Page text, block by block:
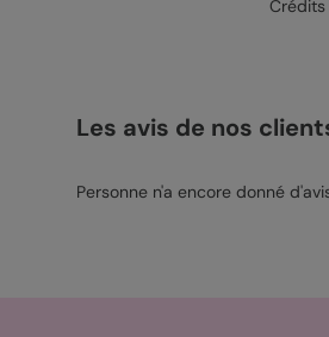
Crédits
Les avis de nos
Personne n'a encore donné